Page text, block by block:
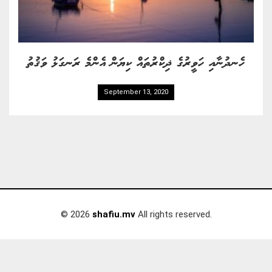
ހެނދުނާއި ހަވީރުގެ ޛިކްރުތައް ކިޔަން އެންމެ ރަނގަޅު ވަޤުތު
September 13, 2020
© 2026 shafiu.mvAll rights reserved.